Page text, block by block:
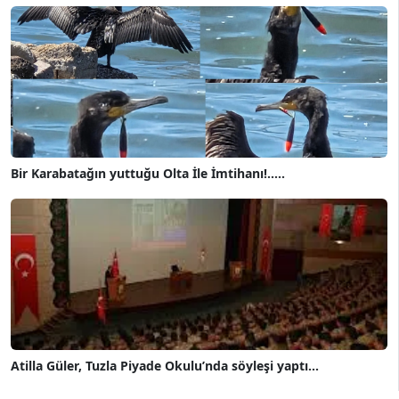
Bir Karabatağın yuttuğu Olta İle İmtihanı!.....
Atilla Güler, Tuzla Piyade Okulu’nda söyleşi yaptı...